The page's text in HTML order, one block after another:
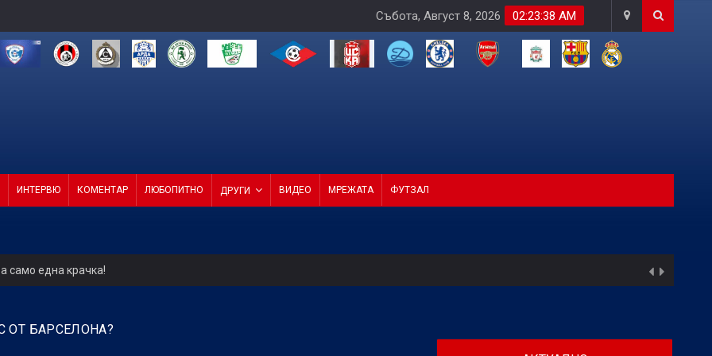
02:23:39 AM
Събота, Август 8, 2026
ИНТЕРВЮ КОМЕНТАР ЛЮБОПИТНО ДРУГИ ВИДЕО МРЕЖАТА ФУТЗАЛ
само една крачка!
от 4 в efbet Лига (ВИДЕО)
БАРСЕЛОНА?